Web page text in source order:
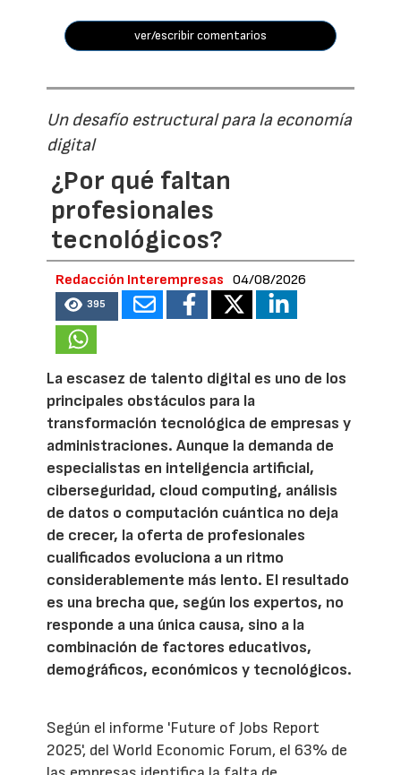
ver/escribir comentarios
Un desafío estructural para la economía
digital
¿Por qué faltan
profesionales
tecnológicos?
Redacción Interempresas 04/08/2026
395
La escasez de talento digital es uno de los
principales obstáculos para la
transformación tecnológica de empresas y
administraciones. Aunque la demanda de
especialistas en inteligencia artificial,
ciberseguridad, cloud computing, análisis
de datos o computación cuántica no deja
de crecer, la oferta de profesionales
cualificados evoluciona a un ritmo
considerablemente más lento. El resultado
es una brecha que, según los expertos, no
responde a una única causa, sino a la
combinación de factores educativos,
demográficos, económicos y tecnológicos.
Según el informe 'Future of Jobs Report
2025', del World Economic Forum, el 63% de